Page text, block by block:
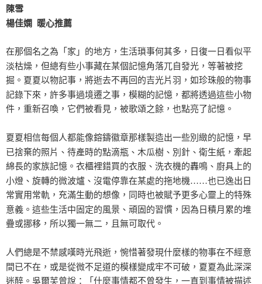
陳雪
楊佳嫻 暖心推薦
在那個名之為「家」的地方，生活瑣事何其多，日復一日看似平
淡枯燥，但總有些小事藏在某個記憶角落兀自發光，等著被挖
掘。夏夏以物記事，將逝去不再回的吉光片羽，如珍珠般的物事
記錄下來，許多事過境遷之事，模糊的記憶，都將透過這些小物
件，重新召喚，它們被看見，被歌頌之餘，也點亮了記憶。
夏夏相信每個人都能像鎔鑄徽章那樣製造出一些別緻的記憶，早
已捨棄的照片、待產時的點滴瓶、木瓜樹、別針、衛生紙，牽起
綿長的家族記憶。衣櫃裡錯買的衣服、洗衣機的轟鳴、廚具上的
小燈、旋轉的微波爐、沒電停靠在某處的拖地機……也已逸出日
常實用常軌，充滿生動的想像，同時也被賦予更多心靈上的特殊
意義。這些生活中固定的風景、頑固的習慣，因為日積月累的堆
疊或挪移，所以獨一無二，且無可取代。
人們總是不禁感嘆時光飛逝，惋惜著發現什麼樣的物事在不經意
間已不在，或是從微不足道的模樣變成牢不可破，夏夏為此深深
迷醉。吳爾芙曾說：「什麼事情都不曾發生，一直到事情被描述